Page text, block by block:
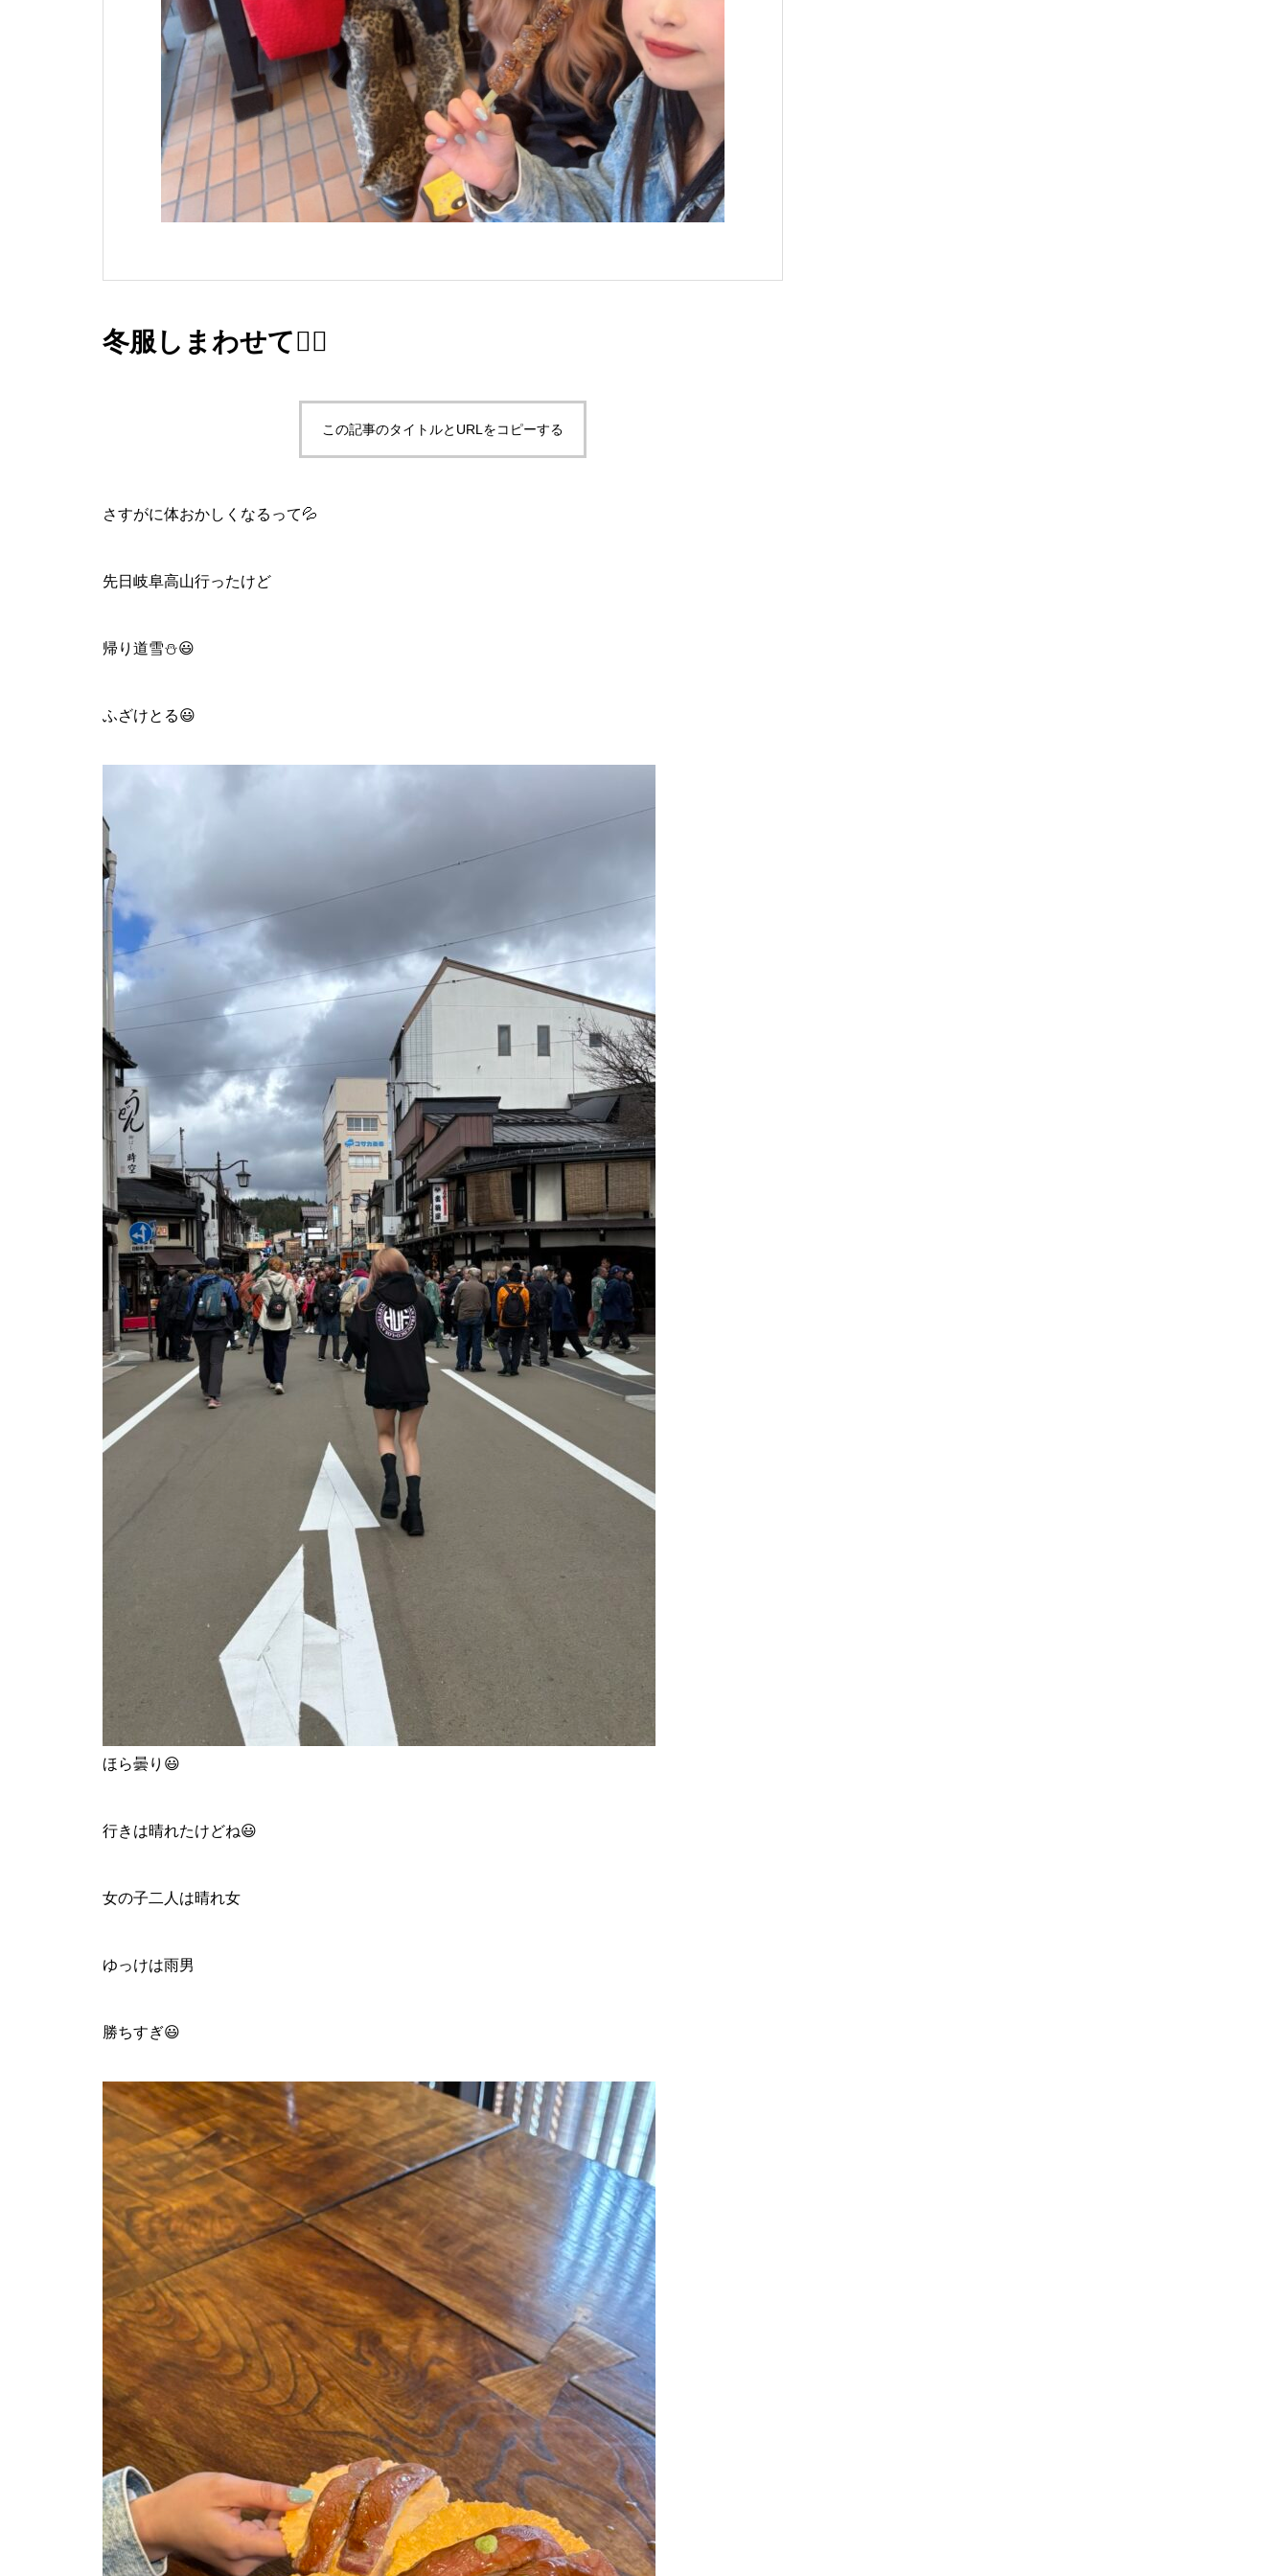
冬服しまわせて🤦‍♂️
この記事のタイトルとURLをコピーする
さすがに体おかしくなるって💦
先日岐阜高山行ったけど
帰り道雪⛄️😃
ふざけとる😃
ほら曇り😃
行きは晴れたけどね😃
女の子二人は晴れ女
ゆっけは雨男
勝ちすぎ😃